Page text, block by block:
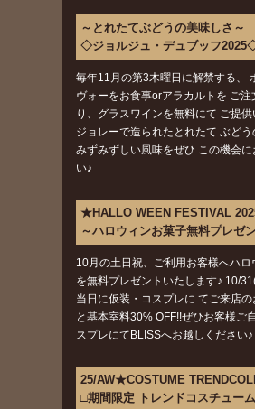
～とれたてぶどうの美味しさ～
◇ジョルジュ・デュブッフ
毎年11月の第3木曜日に解禁する、
ヴォーをお食事orアラカルトを ご注
り、グラスワインを無料にて ご提
ジョレーで造られたとれたて ぶど
みずみずしい風味をぜひ この機会に
い♪
★HALLO WEEN FESTIVAL
～ハロウィンお菓子無料プレゼ
10月の土日祝、ご利用お客様へハロ
を無料プレゼントいたします♪ 10/
当日に仮装・コスプレに てご来店
と基本室料30% OFF!!ぜひお客様ご
スプレにてBLISSへお越しください♪
25/AW★COSTUME
□期間限定 トレンドコスチュー